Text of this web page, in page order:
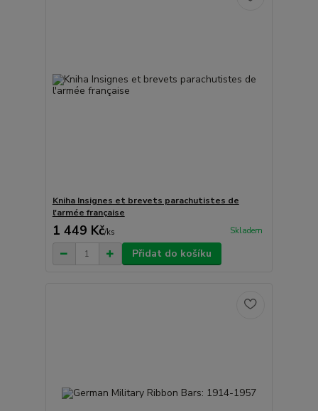
Kniha Insignes et brevets parachutistes de
l'armée française
1 449 Kč/ks Skladem
Přidat do košíku